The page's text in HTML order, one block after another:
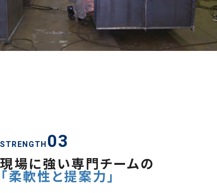
STRENGTH03
現場に強い専門チームの
「柔軟性と提案力」